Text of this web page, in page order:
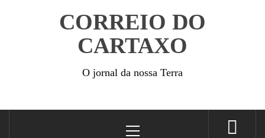
CORREIO DO
CARTAXO
O jornal da nossa Terra
Menu